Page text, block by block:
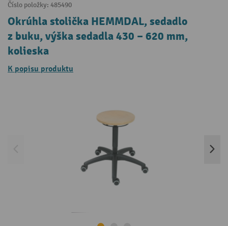
Číslo položky: 485490
Okrúhla stolička HEMMDAL, sedadlo
z buku, výška sedadla 430 – 620 mm,
kolieska
K popisu produktu